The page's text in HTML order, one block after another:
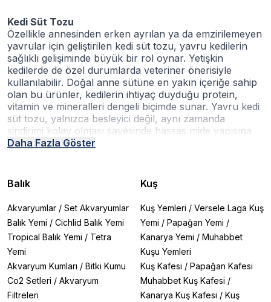
Kedi Süt Tozu
Özellikle annesinden erken ayrılan ya da emzirilemeyen
yavrular için geliştirilen kedi süt tozu, yavru kedilerin
sağlıklı gelişiminde büyük bir rol oynar. Yetişkin
kedilerde de özel durumlarda veteriner önerisiyle
kullanılabilir. Doğal anne sütüne en yakın içeriğe sahip
olan bu ürünler, kedilerin ihtiyaç duyduğu protein,
vitamin ve mineralleri dengeli biçimde sunar. Yavru kedi
süt tozu, yalnızca besleyici değil, aynı zamanda
sindirimi kolay olması sayesinde hassas mide yapısına
da uygundur. Bu yazımızda kedi sütü tozu nasıl
kedi sütü tozu fiyatı hakkında genel bilgiler de sizi
Kedi Süt Tozu Nasıl Kullanılır?
Kedi süt tozu kullanımı oldukça basittir ancak bazı
detaylara dikkat edilmelidir. Genellikle toz formunda
satılan bu ürünler, belirli oranlarda ılık suyla
karıştırılarak mama haline getirilir. Ambalaj üzerinde yer
alan ölçülere uygun şekilde hazırlanan karışım, biberon
ya da şırınga yardımıyla yavru kedilere verilir. Besleme
sıklığı, yavrunun yaşı ve kilosuna göre değişiklik
Daha Fazla Göster
Balık
Akvaryumlar / Set Akvaryumlar
Balık Yemi / Cichlid Balık Yemi
Tropical Balık Yemi / Tetra
Yemi
Akvaryum Kumları / Bitki Kumu
Co2 Setleri / Akvaryum
Filtreleri
Kuş
Kuş Yemleri / Versele Laga Kuş
Yemi / Papağan Yemi /
Kanarya Yemi / Muhabbet
Kuşu Yemleri
Kuş Kafesi / Papağan Kafesi
Muhabbet Kuş Kafesi /
Kanarya Kuş Kafesi / Kuş